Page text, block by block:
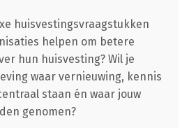
huisvestingsvraagstukken
helpen om betere
hun huisvesting? Wil je
waar vernieuwing, kennis
staan én waar jouw
genomen?